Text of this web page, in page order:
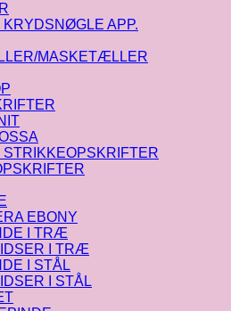
APP.
MASKETÆLLER
STRIKKEOPSKRIFTER
EBONY
I TRÆ
I TRÆ
I STÅL
I STÅL